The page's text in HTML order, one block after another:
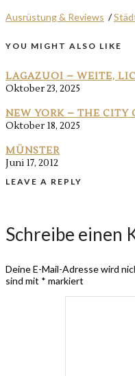
Ausrüstung & Reviews /
YOU MIGHT ALSO LIKE
LAGAZUOI – WEITE,
Oktober 23, 2025
NEW YORK – THE CITY
Oktober 18, 2025
MÜNSTER
Juni 17, 2012
LEAVE A REPLY
Schreibe einen
Deine E-Mail-Adresse wird
sind mit * markiert